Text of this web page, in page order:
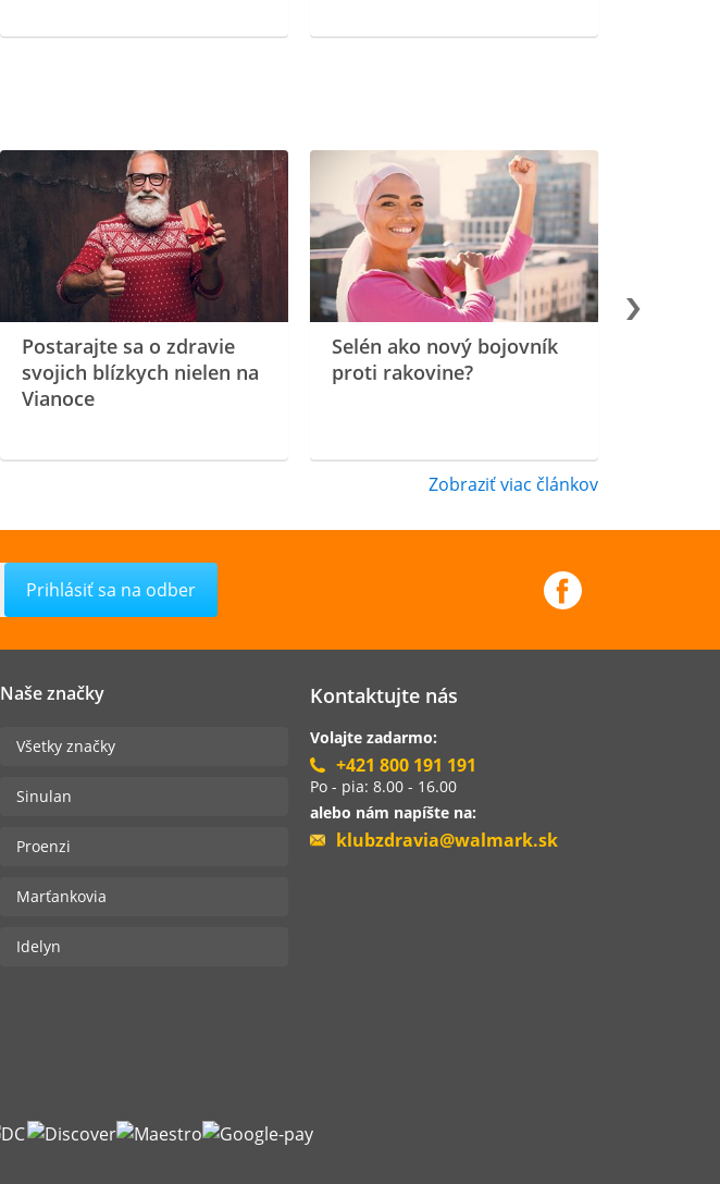
Postarajte sa o zdravie
svojich blízkych nielen na
Vianoce
Selén ako nový bojovník
proti rakovine?
Zobraziť viac článkov
Naše značky
Všetky značky
Sinulan
Proenzi
Marťankovia
Idelyn
Kontaktujte nás
Volajte zadarmo:
+421 800 191 191
Po - pia: 8.00 - 16.00
alebo nám napíšte na:
klubzdravia@walmark.sk